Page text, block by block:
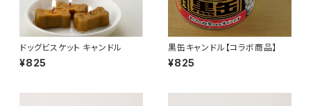
ドッグビスケット キャンドル
¥825
黒缶キャンドル【コラボ商品】
¥825